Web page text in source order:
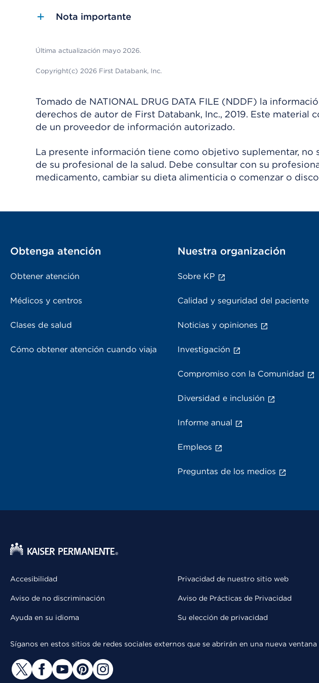
Nota importante
Última actualización mayo 2026.
Copyright(c) 2026 First Databank, Inc.
Tomado de NATIONAL DRUG DATA FILE (NDDF) la
derechos de autor de First Databank, Inc., 2019. Este material
de un proveedor de información autorizado.
La presente información tiene como objetivo suplementar, no
de su profesional de la salud. Debe consultar con su
medicamento, cambiar su dieta alimenticia o comenzar o
Obtenga atención
Obtener atención
Médicos y centros
Clases de salud
Cómo obtener atención cuando viaja
Nuestra organización
Sobre KP
Calidad y seguridad del paciente
Noticias y opiniones
Investigación
Compromiso con la Comunidad
Diversidad e inclusión
Informe anual
Empleos
Preguntas de los medios
Accesibilidad
Aviso de no discriminación
Ayuda en su idioma
Privacidad de nuestro sitio web
Aviso de Prácticas de Privacidad
Su elección de privacidad
Síganos en estos sitios de redes sociales externos que se abrirán en una nueva ventana